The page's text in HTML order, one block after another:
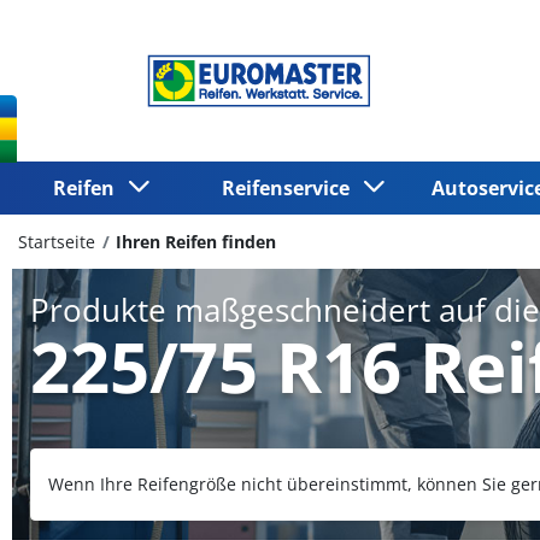
Reifen Reifenservice
Startseite Ihren Reifen finden
Produkte maßgeschneidert auf
225/75 R16
Wenn Ihre Reifengröße nicht übereinstimmt, können Sie